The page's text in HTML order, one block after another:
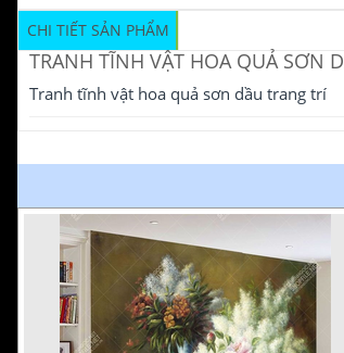
CHI TIẾT SẢN PHẨM
TRANH TĨNH VẬT HOA QUẢ SƠN
Tranh tĩnh vật hoa quả sơn dầu trang trí